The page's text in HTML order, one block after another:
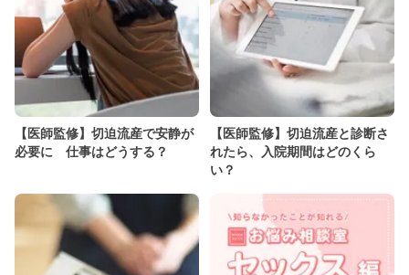
【医師監修】切迫流産で安静が
必要に 仕事はどうする？
【医師監修】切迫流産と診断さ
れたら、入院期間はどのくら
い？